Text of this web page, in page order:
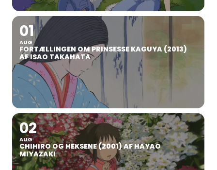
01
AUG
FORTÆLLINGEN OM PRINSESSE KAGUYA (2013)
AF ISAO TAKAHATA
02
AUG
CHIHIRO OG HEKSENE (2001) AF HAYAO
MIYAZAKI